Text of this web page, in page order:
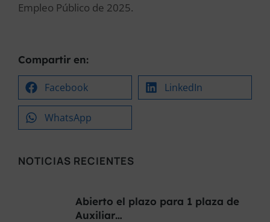
Empleo Público de 2025.
Compartir en:
Facebook LinkedIn
WhatsApp
NOTICIAS RECIENTES
Abierto el plazo para 1 plaza de
Auxiliar…